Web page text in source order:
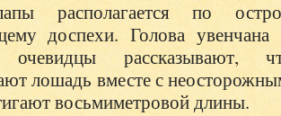
располагается по
доспехи. Голова
очевидцы рассказывают,
лошадь вместе с
восьмиметровой длины.